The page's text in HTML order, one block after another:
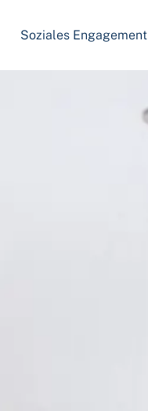
Soziales Engagement